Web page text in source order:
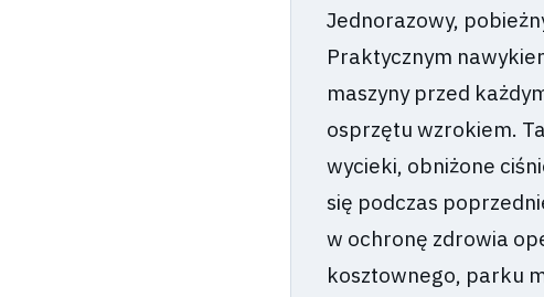
Jednorazowy,
Praktycznym
maszyny przed
osprzętu wzrokiem.
wycieki, obniżone
się podczas
w ochronę zdrowia
kosztownego, parku